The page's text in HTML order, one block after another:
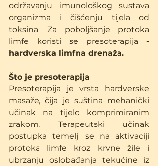
održavanju imunološkog sustava
organizma i čišćenju tijela od
toksina. Za poboljšanje protoka
limfe koristi se presoterapija -
hardverska limfna drenaža.
Što je presoterapija
Presoterapija je vrsta hardverske
masaže, čija je suština mehanički
učinak na tijelo komprimiranim
zrakom. Terapeutski učinak
postupka temelji se na aktivaciji
protoka limfe kroz krvne žile i
ubrzanju oslobađanja tekućine iz